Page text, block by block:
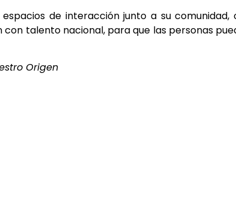
de interacción junto a su comunidad,
talento nacional, para que las personas
Origen